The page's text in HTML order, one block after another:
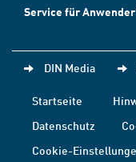
Service für
DIN Media
Startseite
Datenschutz
Cookie-